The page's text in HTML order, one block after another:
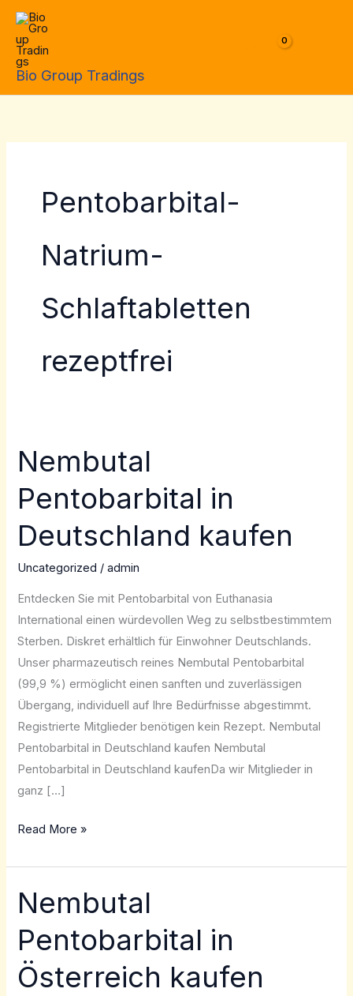
Skip
content
Bio Group Tradings
Pentobarbital-
Natrium-
Schlaftabletten
rezeptfrei
Nembutal
Pentobarbital in
Deutschland kaufen
Uncategorized /admin
Entdecken Sie mit Pentobarbital von Euthanasia
International einen würdevollen Weg zu selbstbestimmtem
Sterben. Diskret erhältlich für Einwohner Deutschlands.
Unser pharmazeutisch reines Nembutal Pentobarbital
(99,9 %) ermöglicht einen sanften und zuverlässigen
Übergang, individuell auf Ihre Bedürfnisse abgestimmt.
Registrierte Mitglieder benötigen kein Rezept. Nembutal
Pentobarbital in Deutschland kaufen Nembutal
Pentobarbital in Deutschland kaufenDa wir Mitglieder in
ganz […]
Nembutal
Pentobarbital
in
kaufen
Read More »
Nembutal
Pentobarbital in
Österreich kaufen
Nembutal
Pentobarbital
in
Österreich
kaufen